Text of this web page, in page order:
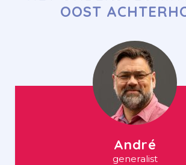
OOST
André
generalist